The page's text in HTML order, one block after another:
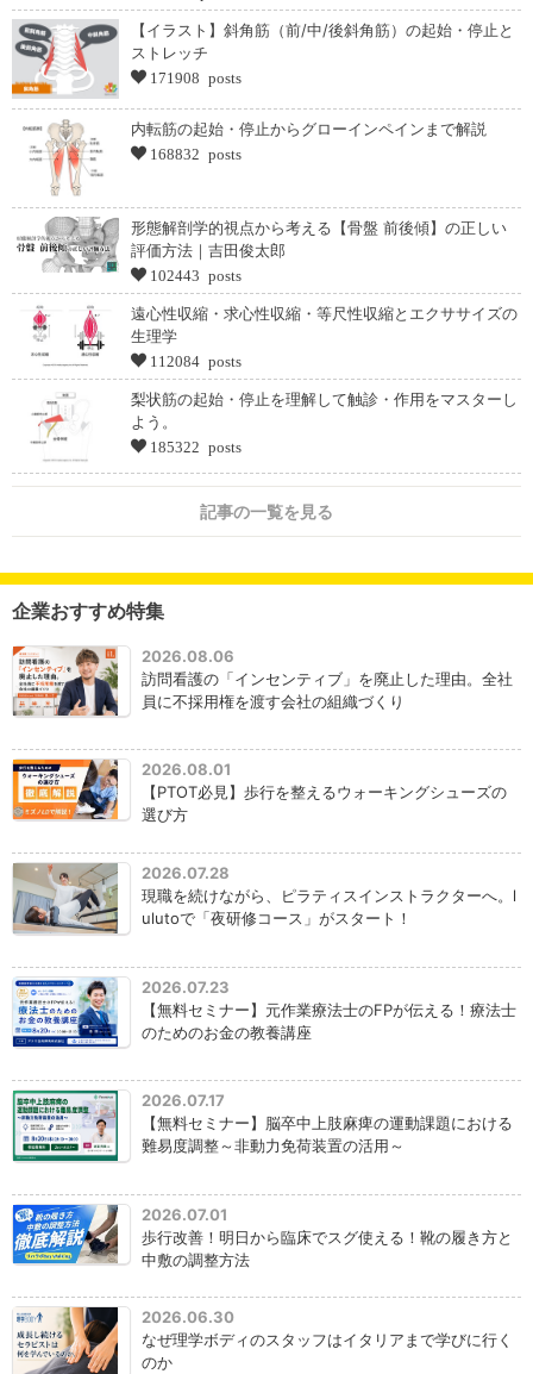
【イラスト】斜角筋（前/中/後斜角筋）の起始・停止と
ストレッチ
171908 posts
内転筋の起始・停止からグローインペインまで解説
168832 posts
形態解剖学的視点から考える【骨盤 前後傾】の正しい
評価方法｜吉田俊太郎
102443 posts
遠心性収縮・求心性収縮・等尺性収縮とエクササイズの
生理学
112084 posts
梨状筋の起始・停止を理解して触診・作用をマスターし
よう。
185322 posts
記事の一覧を見る
企業おすすめ特集
2026.08.06
訪問看護の「インセンティブ」を廃止した理由。全社
員に不採用権を渡す会社の組織づくり
2026.08.01
【PTOT必見】歩行を整えるウォーキングシューズの
選び方
2026.07.28
現職を続けながら、ピラティスインストラクターへ。l
ulutoで「夜研修コース」がスタート！
2026.07.23
【無料セミナー】元作業療法士のFPが伝える！療法士
のためのお金の教養講座
2026.07.17
【無料セミナー】脳卒中上肢麻痺の運動課題における
難易度調整～非動力免荷装置の活用～
2026.07.01
歩行改善！明日から臨床でスグ使える！靴の履き方と
中敷の調整方法
2026.06.30
なぜ理学ボディのスタッフはイタリアまで学びに行く
のか